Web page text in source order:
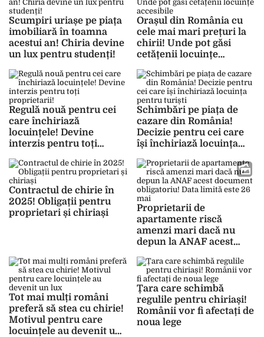
Scumpiri uriașe pe piața
imobiliară în toamna
acestui an! Chiria devine
un lux pentru studenți!
Orașul din România cu
cele mai mari prețuri la
chirii! Unde pot găsi
cetățenii locuințe
Regulă nouă pentru cei
care închiriază
locuințele! Devine
interzis pentru toți
Schimbări pe piața de
cazare din România!
Decizie pentru cei care
își închiriază locuința
Contractul de chirie în
2025! Obligații pentru
proprietari și chiriași
Proprietarii de
apartamente riscă
amenzi mari dacă nu
depun la ANAF acest
Data limită este 26 mai
Tot mai mulți români
preferă să stea cu chirie!
Motivul pentru care
locuințele au devenit un
Țara care schimbă
regulile pentru chiriași!
Românii vor fi afectați de
noua lege